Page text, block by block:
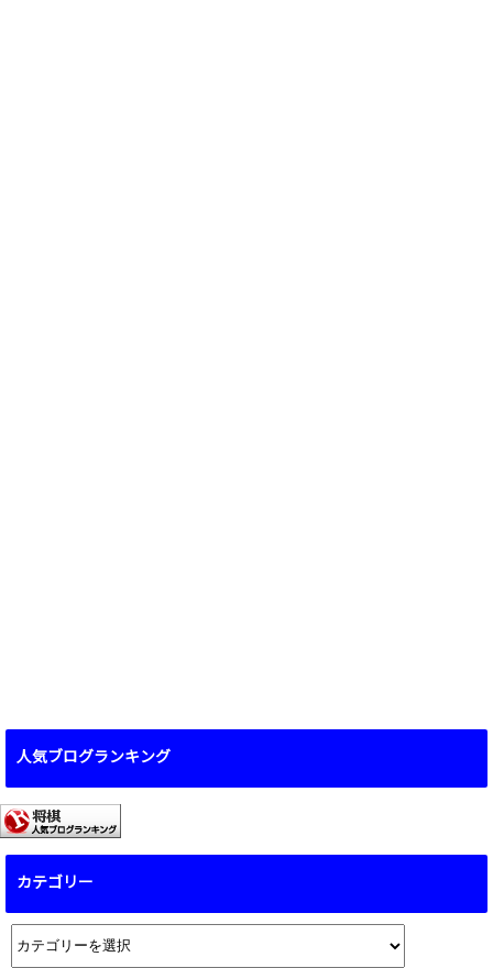
人気ブログランキング
カテゴリー